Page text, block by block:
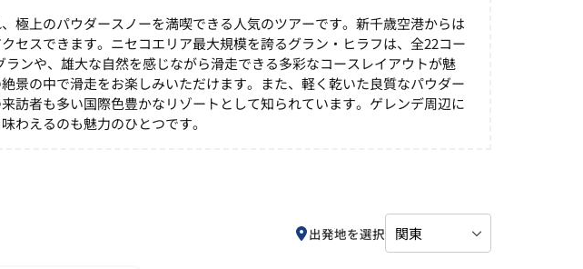
極上のパウダースノーを満喫できる人気のツアーです。新千歳空港からは
セスできます。ニセコエリア最大規模を誇るグラン・ヒラフは、全22コー
ンや、雄大な自然を感じながら滑走できる多彩なコースレイアウトが魅
景の中で滑走をお楽しみいただけます。また、軽く乾いた良質なパウダー
訪者も多い国際色豊かなリゾートとして知られています。ゲレンデ周辺に
わえるのも魅力のひとつです。
出発地を選択